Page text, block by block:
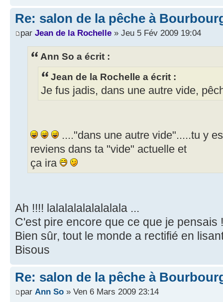
Re: salon de la pêche à
par Jean de la Rochelle » Jeu 5 Fév 2009 19:04
Ann So a écrit :
Jean de la Rochelle a écrit :
Je fus jadis, dans une autre vide,
...."dans une autre vide".....tu y
reviens dans ta "vide" actuelle et
ça ira
Ah !!!! lalalalalalalalala ...
C'est pire encore que ce que je pensais
Bien sûr, tout le monde a rectifié en
Bisous
Re: salon de la pêche à
par Ann So » Ven 6 Mars 2009 23:14